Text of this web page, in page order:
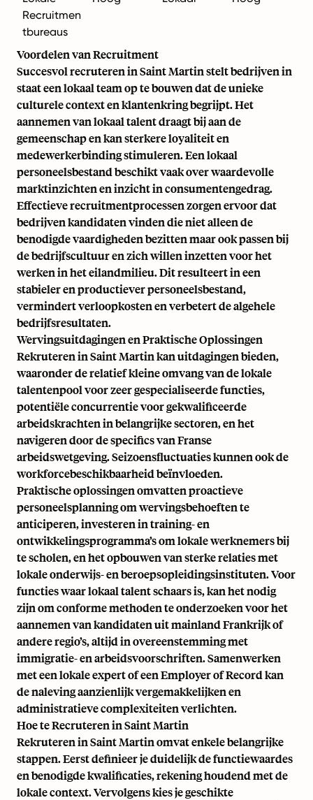
Recruitmen
tbureaus
Voordelen van Recruitment
Succesvol recruteren in Saint Martin stelt bedrijven in
staat een lokaal team op te bouwen dat de unieke
culturele context en klantenkring begrijpt. Het
aannemen van lokaal talent draagt bij aan de
gemeenschap en kan sterkere loyaliteit en
medewerkerbinding stimuleren. Een lokaal
personeelsbestand beschikt vaak over waardevolle
marktinzichten en inzicht in consumentengedrag.
Effectieve recruitmentprocessen zorgen ervoor dat
bedrijven kandidaten vinden die niet alleen de
benodigde vaardigheden bezitten maar ook passen bij
de bedrijfscultuur en zich willen inzetten voor het
werken in het eilandmilieu. Dit resulteert in een
stabieler en productiever personeelsbestand,
vermindert verloopkosten en verbetert de algehele
bedrijfsresultaten.
Wervingsuitdagingen en Praktische Oplossingen
Rekruteren in Saint Martin kan uitdagingen bieden,
waaronder de relatief kleine omvang van de lokale
talentenpool voor zeer gespecialiseerde functies,
potentiële concurrentie voor gekwalificeerde
arbeidskrachten in belangrijke sectoren, en het
navigeren door de specifics van Franse
arbeidswetgeving. Seizoensfluctuaties kunnen ook de
workforcebeschikbaarheid beïnvloeden.
Praktische oplossingen omvatten proactieve
personeelsplanning om wervingsbehoeften te
anticiperen, investeren in training- en
ontwikkelingsprogramma’s om lokale werknemers bij
te scholen, en het opbouwen van sterke relaties met
lokale onderwijs- en beroepsopleidingsinstituten. Voor
functies waar lokaal talent schaars is, kan het nodig
zijn om conforme methoden te onderzoeken voor het
aannemen van kandidaten uit mainland Frankrijk of
andere regio’s, altijd in overeenstemming met
immigratie- en arbeidsvoorschriften. Samenwerken
met een lokale expert of een Employer of Record kan
de naleving aanzienlijk vergemakkelijken en
administratieve complexiteiten verlichten.
Hoe te Recruteren in Saint Martin
Rekruteren in Saint Martin omvat enkele belangrijke
stappen. Eerst definieer je duidelijk de functiewaardes
en benodigde kwalificaties, rekening houdend met de
lokale context. Vervolgens kies je geschikte